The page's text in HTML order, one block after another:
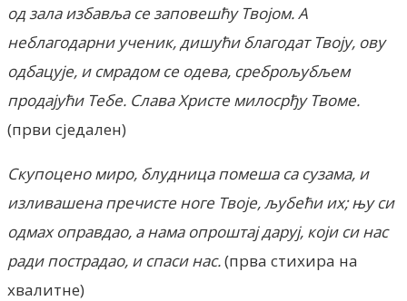
од зала избавља се заповешћу Твојом. А
неблагодарни ученик, дишући благодат Твоју, ову
одбацује, и смрадом се одева, среброљубљем
продајући Тебе. Слава Христе милосрђу Твоме.
(први сједален)
Скупоцено миро, блудница помеша са сузама, и
изливашена пречисте ноге Твоје, љубећи их; њу си
одмах оправдао, а нама опроштај даруј, који си нас
ради пострадао, и спаси нас.(прва стихира на
хвалитне)